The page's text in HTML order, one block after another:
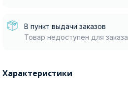
В пункт выдачи заказов
Товар недоступен для заказа
Характеристики